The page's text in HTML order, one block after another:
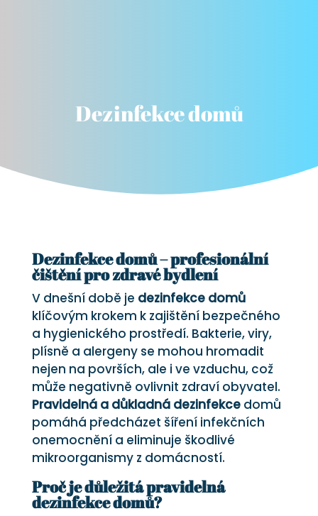
Dezinfekce domů
Dezinfekce domů – profesionální
čištění pro zdravé bydlení
V dnešní době je dezinfekce domů
klíčovým krokem k zajištění bezpečného
a hygienického prostředí. Bakterie, viry,
plísně a alergeny se mohou hromadit
nejen na površích, ale i ve vzduchu, což
může negativně ovlivnit zdraví obyvatel.
Pravidelná a důkladná dezinfekcedomů
pomáhá předcházet šíření infekčních
onemocnění a eliminuje škodlivé
mikroorganismy z domácností.
Proč je důležitá pravidelná
dezinfekce domů?